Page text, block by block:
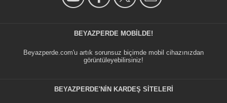
BEYAZPERDE MOBILDE!
Beyazperde.com'u artık sorunsuz biçimde mobil cihazınızdan
görüntüleyebilirsiniz!
BEYAZPERDE'NIN KARDEŞ SİTELERİ